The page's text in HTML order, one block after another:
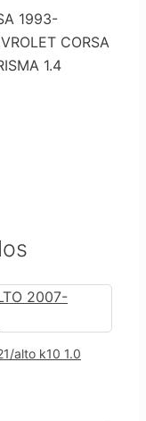
1993-
CORSA
1.4
alto k10 1.0